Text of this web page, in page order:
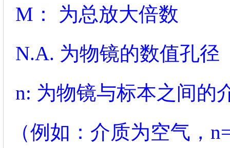
M： 为总放大倍数
N.A. 为物镜的数值孔径
n: 为物镜与标本之间的
（例如：介质为空气，